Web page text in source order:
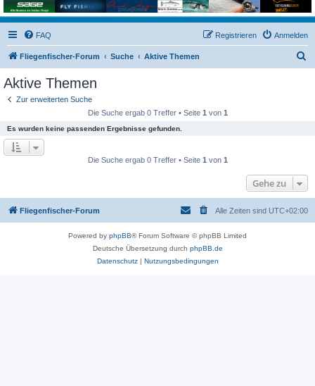
FAQ Anmelden
Registrieren
Fliegenfischer-Forum Suche Aktive Themen
Aktive Themen
Zur erweiterten Suche
Die Suche ergab 0 Treffer • Seite 1 von 1
Es wurden keine passenden Ergebnisse gefunden.
Die Suche ergab 0 Treffer • Seite 1 von 1
Gehe zu
Fliegenfischer-Forum Alle Zeiten sind UTC+02:00
Powered by phpBB® Forum Software © phpBB Limited
Deutsche Übersetzung durch phpBB.de
Datenschutz| Nutzungsbedingungen